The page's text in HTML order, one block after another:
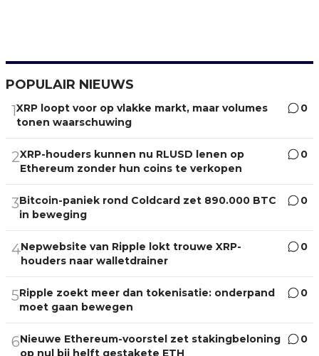
POPULAIR NIEUWS
1XRP loopt voor op vlakke markt, maar volumes
tonen waarschuwing
0
2XRP-houders kunnen nu RLUSD lenen op
Ethereum zonder hun coins te verkopen
0
3Bitcoin-paniek rond Coldcard zet 890.000 BTC
in beweging
0
4Nepwebsite van Ripple lokt trouwe XRP-
houders naar walletdrainer
0
5Ripple zoekt meer dan tokenisatie: onderpand
moet gaan bewegen
0
6Nieuwe Ethereum-voorstel zet stakingbeloning
op nul bij helft gestakete ETH
0